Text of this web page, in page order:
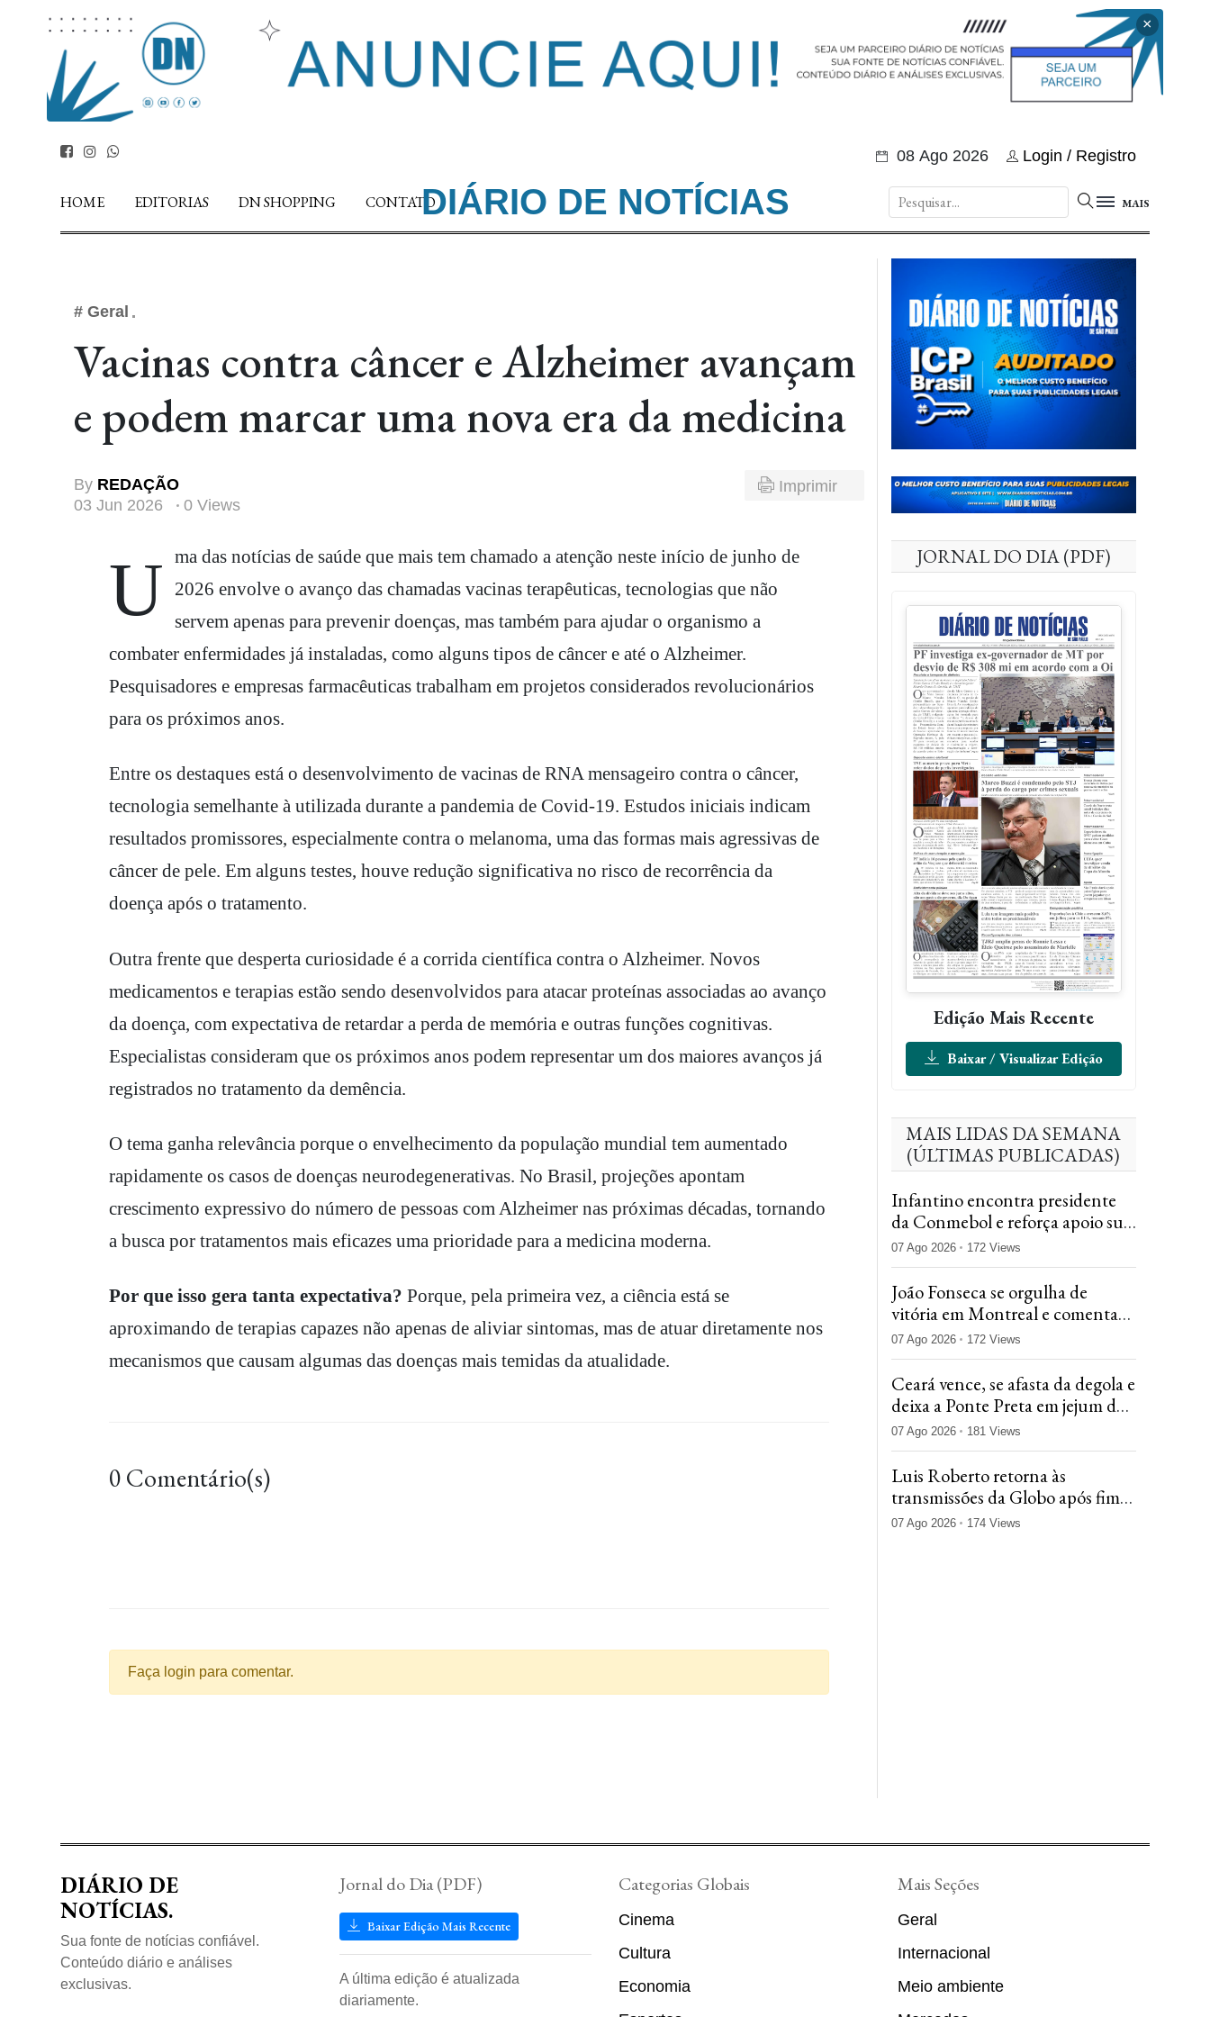
×
08 Ago 2026 Login / Registro
HOME EDITORIAS DN SHOPPING CONTATODIÁRIO DE NOTÍCIAS MAIS
# Geral
Vacinas contra câncer e Alzheimer avançam
e podem marcar uma nova era da medicina
By REDAÇÃO
03 Jun 2026
0 Views
Imprimir
Uma das notícias de saúde que mais tem chamado a atenção neste início de junho de
2026 envolve o avanço das chamadas vacinas terapêuticas, tecnologias que não
servem apenas para prevenir doenças, mas também para ajudar o organismo a
combater enfermidades já instaladas, como alguns tipos de câncer e até o Alzheimer.
Pesquisadores e empresas farmacêuticas trabalham em projetos considerados revolucionários
para os próximos anos.
Entre os destaques está o desenvolvimento de vacinas de RNA mensageiro contra o câncer,
tecnologia semelhante à utilizada durante a pandemia de Covid-19. Estudos iniciais indicam
resultados promissores, especialmente contra o melanoma, uma das formas mais agressivas de
câncer de pele. Em alguns testes, houve redução significativa no risco de recorrência da
doença após o tratamento.
Outra frente que desperta curiosidade é a corrida científica contra o Alzheimer. Novos
medicamentos e terapias estão sendo desenvolvidos para atacar proteínas associadas ao avanço
da doença, com expectativa de retardar a perda de memória e outras funções cognitivas.
Especialistas consideram que os próximos anos podem representar um dos maiores avanços já
registrados no tratamento da demência.
O tema ganha relevância porque o envelhecimento da população mundial tem aumentado
rapidamente os casos de doenças neurodegenerativas. No Brasil, projeções apontam
crescimento expressivo do número de pessoas com Alzheimer nas próximas décadas, tornando
a busca por tratamentos mais eficazes uma prioridade para a medicina moderna.
Por que isso gera tanta expectativa? Porque, pela primeira vez, a ciência está se
aproximando de terapias capazes não apenas de aliviar sintomas, mas de atuar diretamente nos
mecanismos que causam algumas das doenças mais temidas da atualidade.
0 Comentário(s)
Faça login para comentar.
JORNAL DO DIA (PDF)
Edição Mais Recente
Baixar / Visualizar Edição
MAIS LIDAS DA SEMANA
(ÚLTIMAS PUBLICADAS)
Infantino encontra presidente
da Conmebol e reforça apoio sul-
americano em meio à crise na
Fifa
07 Ago 2026 172 Views
João Fonseca se orgulha de
vitória em Montreal e comenta
pausa de Bia Haddad: 'Volte com
tudo'
07 Ago 2026 172 Views
Ceará vence, se afasta da degola e
deixa a Ponte Preta em jejum de
15 rodadas na Série B
07 Ago 2026 181 Views
Luis Roberto retorna às
transmissões da Globo após fim
do tratamento contra o câncer
07 Ago 2026 174 Views
DIÁRIO DE
NOTÍCIAS.
Sua fonte de notícias confiável.
Conteúdo diário e análises
exclusivas.
Jornal do Dia (PDF)
Baixar Edição Mais Recente
A última edição é atualizada
diariamente.
Categorias Globais
Cinema
Cultura
Economia
Mais Seções
Geral
Internacional
Meio ambiente